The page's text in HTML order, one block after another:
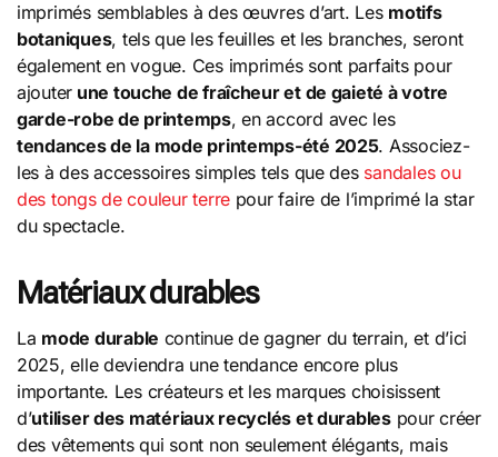
imprimés semblables à des œuvres d’art. Les motifs
botaniques, tels que les feuilles et les branches, seront
également en vogue. Ces imprimés sont parfaits pour
ajouter une touche de fraîcheur et de gaieté à votre
garde-robe de printemps, en accord avec les
tendances de la mode printemps-été 2025. Associez-
les à des accessoires simples tels que des sandales ou
des tongs de couleur terrepour faire de l’imprimé la star
du spectacle.
Matériaux durables
La mode durable continue de gagner du terrain, et d’ici
2025, elle deviendra une tendance encore plus
importante. Les créateurs et les marques choisissent
d’utiliser des matériaux recyclés et durablespour créer
des vêtements qui sont non seulement élégants, mais